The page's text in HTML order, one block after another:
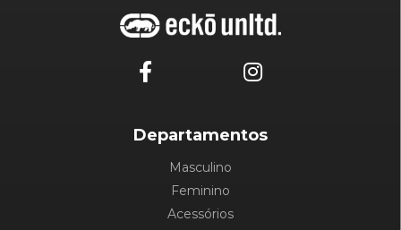
Departamentos
Masculino
Feminino
Acessórios